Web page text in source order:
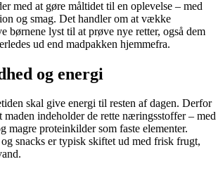
med at gøre måltidet til en oplevelse – med
og smag. Det handler om at vække
børnene lyst til at prøve nye retter, også dem
ud end madpakken hjemmefra.
og energi
skal give energi til resten af dagen. Derfor
indeholder de rette næringsstoffer – med
magre proteinkilder som faste elementer.
snacks er typisk skiftet ud med frisk frugt,